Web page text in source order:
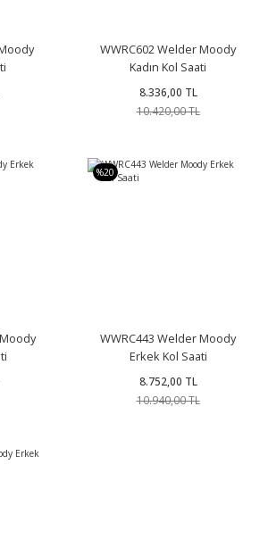
WWRC602 Welder Moody
Kadın Kol Saati
8.336,00 TL
10.420,00 TL
%20
WWRC443 Welder Moody
Erkek Kol Saati
8.752,00 TL
10.940,00 TL